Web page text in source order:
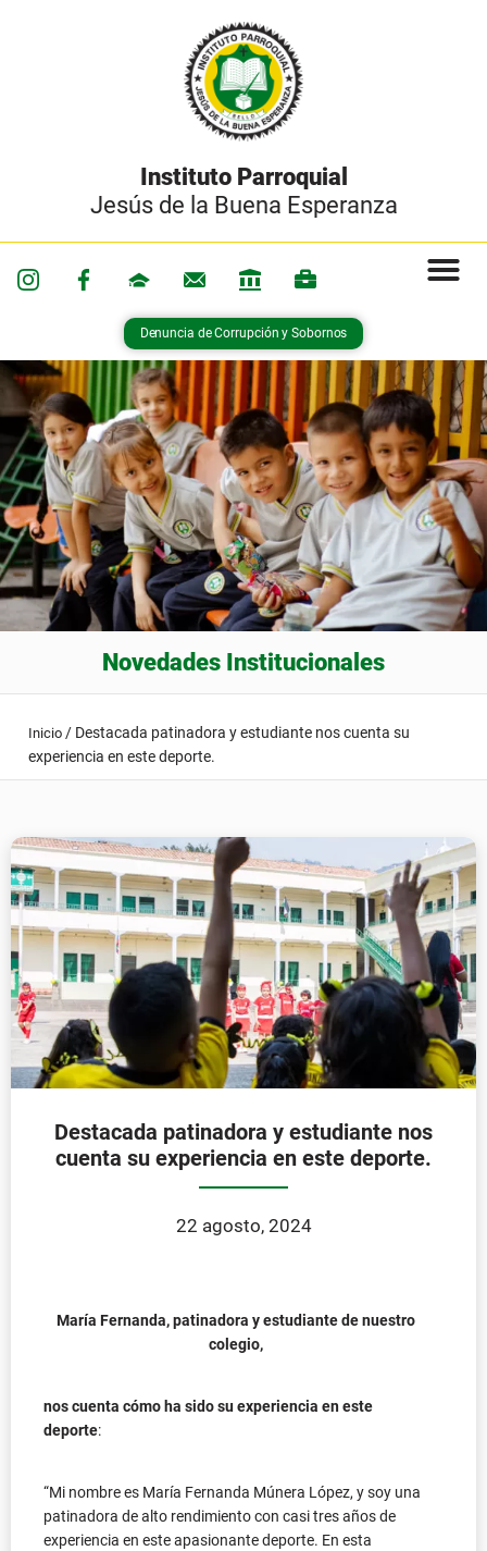
Instituto Parroquial
Jesús de la Buena Esperanza
Denuncia de Corrupción y Sobornos
Novedades Institucionales
Inicio / Destacada patinadora y estudiante nos cuenta su
experiencia en este deporte.
Destacada patinadora y estudiante nos
cuenta su experiencia en este deporte.
22 agosto, 2024
María Fernanda, patinadora y estudiante de nuestro
colegio,
nos cuenta cómo ha sido su experiencia en este
deporte:
“Mi nombre es María Fernanda Múnera López, y soy una
patinadora de alto rendimiento con casi tres años de
experiencia en este apasionante deporte. En esta